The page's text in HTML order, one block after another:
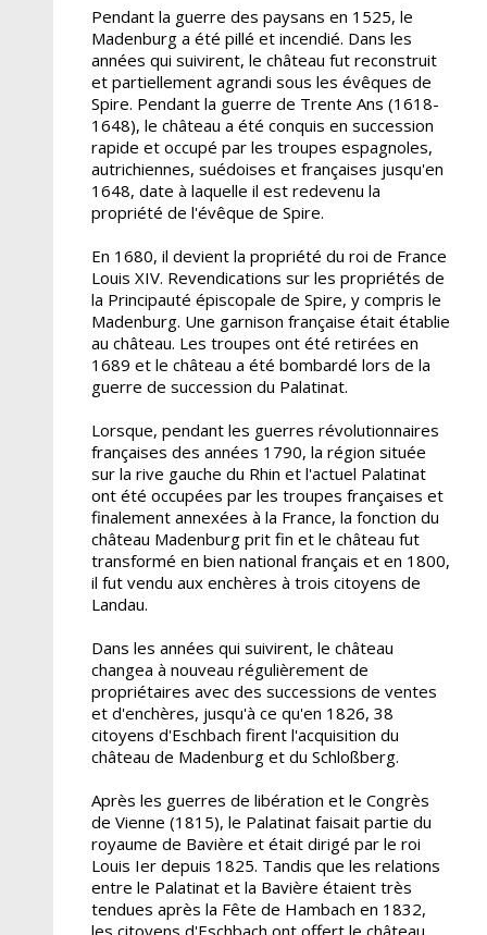
Pendant la guerre des paysans en 1525, le
Madenburg a été pillé et incendié. Dans les
années qui suivirent, le château fut reconstruit
et partiellement agrandi sous les évêques de
Spire. Pendant la guerre de Trente Ans (1618-
1648), le château a été conquis en succession
rapide et occupé par les troupes espagnoles,
autrichiennes, suédoises et françaises jusqu'en
1648, date à laquelle il est redevenu la
propriété de l'évêque de Spire.
En 1680, il devient la propriété du roi de France
Louis XIV. Revendications sur les propriétés de
la Principauté épiscopale de Spire, y compris le
Madenburg. Une garnison française était établie
au château. Les troupes ont été retirées en
1689 et le château a été bombardé lors de la
guerre de succession du Palatinat.
Lorsque, pendant les guerres révolutionnaires
françaises des années 1790, la région située
sur la rive gauche du Rhin et l'actuel Palatinat
ont été occupées par les troupes françaises et
finalement annexées à la France, la fonction du
château Madenburg prit fin et le château fut
transformé en bien national français et en 1800,
il fut vendu aux enchères à trois citoyens de
Landau.
Dans les années qui suivirent, le château
changea à nouveau régulièrement de
propriétaires avec des successions de ventes
et d'enchères, jusqu'à ce qu'en 1826, 38
citoyens d'Eschbach firent l'acquisition du
château de Madenburg et du Schloßberg.
Après les guerres de libération et le Congrès
de Vienne (1815), le Palatinat faisait partie du
royaume de Bavière et était dirigé par le roi
Louis Ier depuis 1825. Tandis que les relations
entre le Palatinat et la Bavière étaient très
tendues après la Fête de Hambach en 1832,
les citoyens d'Eschbach ont offert le château